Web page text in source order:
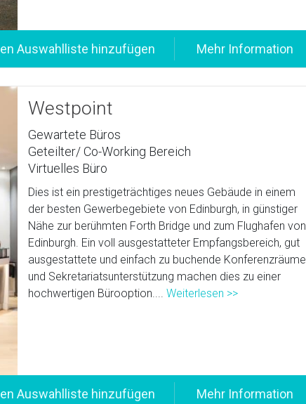
Westpoint
Gewartete Büros
Geteilter/ Co-Working Bereich
Virtuelles Büro
Dies ist ein prestigeträchtiges neues Gebäude in einem
der besten Gewerbegebiete von Edinburgh, in günstiger
Nähe zur berühmten Forth Bridge und zum Flughafen von
Edinburgh. Ein voll ausgestatteter Empfangsbereich, gut
ausgestattete und einfach zu buchende Konferenzräume
und Sekretariatsunterstützung machen dies zu einer
hochwertigen Bürooption....Weiterlesen >>